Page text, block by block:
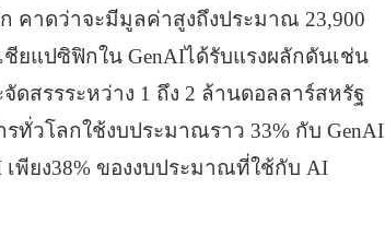
คาดว่าจะมีมูลค่าสูงถึงประมาณ 23,900
ยแปซิฟิกใน GenAIได้รับแรงผลักดันเช่น
ดสรรระหว่าง 1 ถึง 2 ล้านดอลลาร์สหรัฐ
ทั่วโลกใช้งบประมาณราว 33% กับ GenAI
พียง38% ของงบประมาณที่ใช้กับ AI